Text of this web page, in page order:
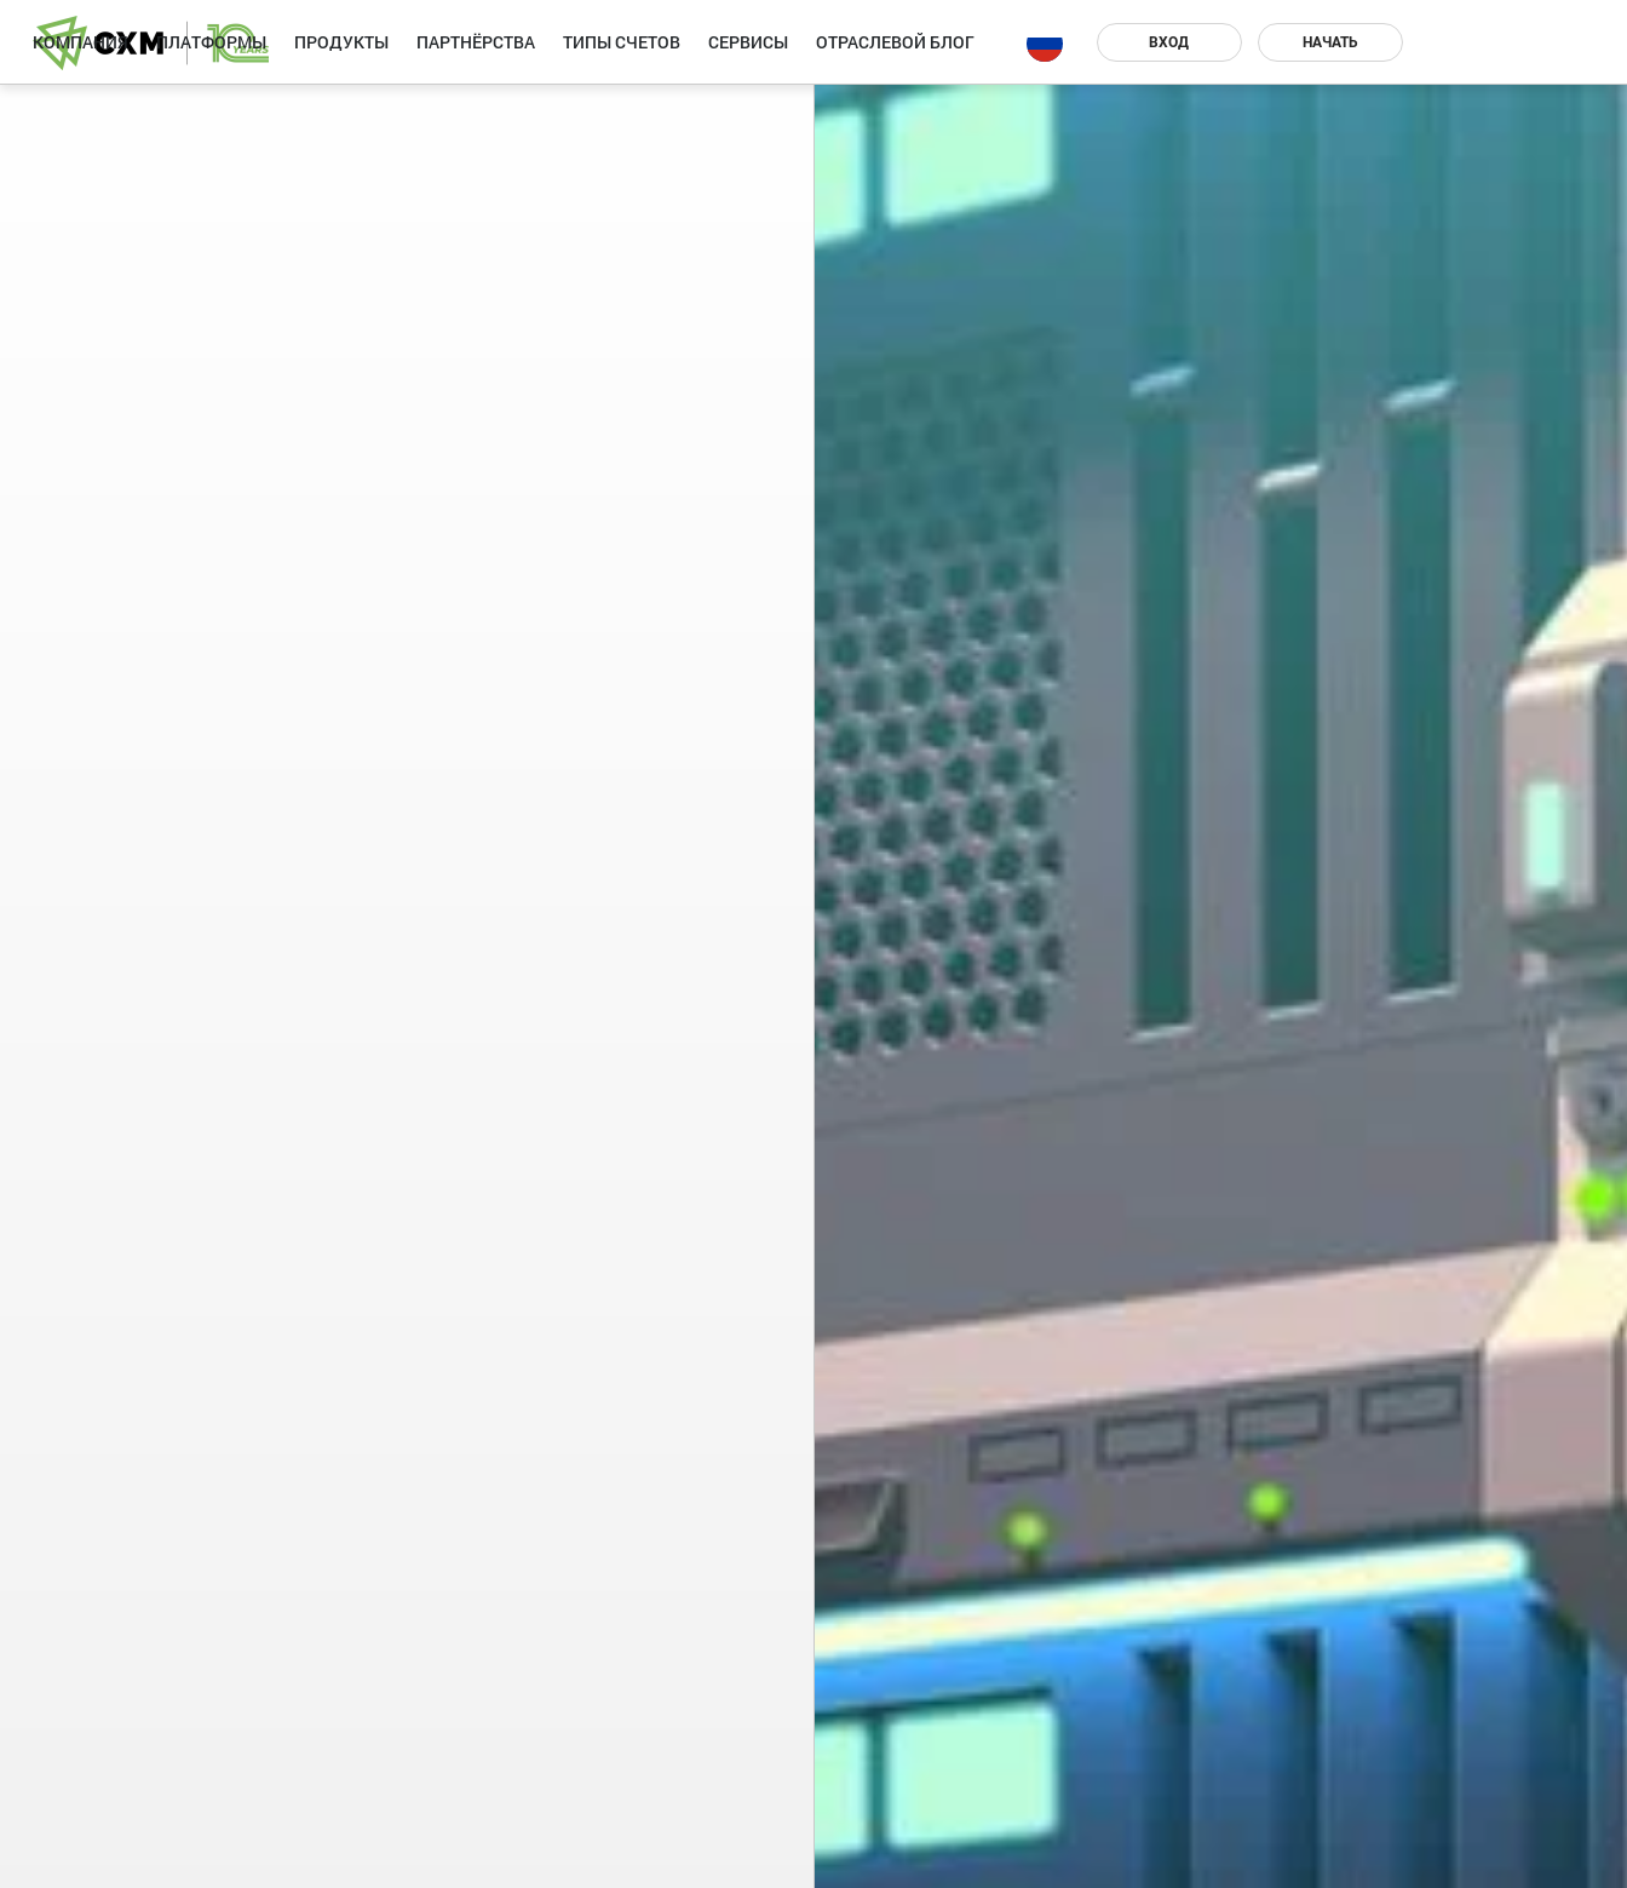
КОМПАНИЯ ПЛАТФОРМЫ ПРОДУКТЫ ПАРТНЁРСТВА ТИПЫ СЧЕТОВ СЕРВИСЫ ОТРАСЛЕВОЙ БЛОГ ВХОД НАЧАТЬ